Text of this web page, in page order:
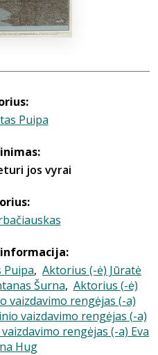
Puipa
jos vyrai
Puipa, Aktorius (-ė) Jūratė
Šurna, Aktorius (-ė)
vaizdavimo rengėjas (-a)
vaizdavimo rengėjas (-a)
rengėjas (-a) Eva
Hug